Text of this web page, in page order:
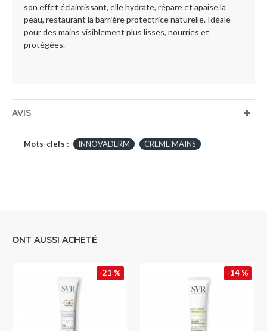
son effet éclaircissant, elle hydrate, répare et apaise la
peau, restaurant la barrière protectrice naturelle. Idéale
pour des mains visiblement plus lisses, nourries et
protégées.
AVIS
Mots-clefs : INNOVADERM CREME MAINS
ONT AUSSI ACHETÉ
-21 % -14 %